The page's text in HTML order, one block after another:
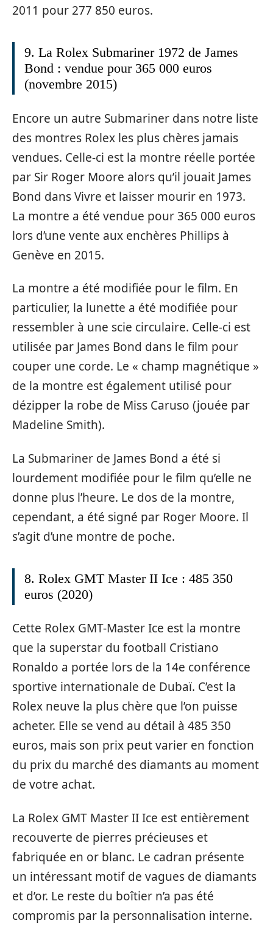
2011 pour 277 850 euros.
9. La Rolex Submariner 1972 de James
Bond : vendue pour 365 000 euros
(novembre 2015)
Encore un autre Submariner dans notre liste
des montres Rolex les plus chères jamais
vendues. Celle-ci est la montre réelle portée
par Sir Roger Moore alors qu’il jouait James
Bond dans Vivre et laisser mourir en 1973.
La montre a été vendue pour 365 000 euros
lors d’une vente aux enchères Phillips à
Genève en 2015.
La montre a été modifiée pour le film. En
particulier, la lunette a été modifiée pour
ressembler à une scie circulaire. Celle-ci est
utilisée par James Bond dans le film pour
couper une corde. Le « champ magnétique »
de la montre est également utilisé pour
dézipper la robe de Miss Caruso (jouée par
Madeline Smith).
La Submariner de James Bond a été si
lourdement modifiée pour le film qu’elle ne
donne plus l’heure. Le dos de la montre,
cependant, a été signé par Roger Moore. Il
s’agit d’une montre de poche.
8. Rolex GMT Master II Ice : 485 350
euros (2020)
Cette Rolex GMT-Master Ice est la montre
que la superstar du football Cristiano
Ronaldo a portée lors de la 14e conférence
sportive internationale de Dubaï. C’est la
Rolex neuve la plus chère que l’on puisse
acheter. Elle se vend au détail à 485 350
euros, mais son prix peut varier en fonction
du prix du marché des diamants au moment
de votre achat.
La Rolex GMT Master II Ice est entièrement
recouverte de pierres précieuses et
fabriquée en or blanc. Le cadran présente
un intéressant motif de vagues de diamants
et d’or. Le reste du boîtier n’a pas été
compromis par la personnalisation interne.